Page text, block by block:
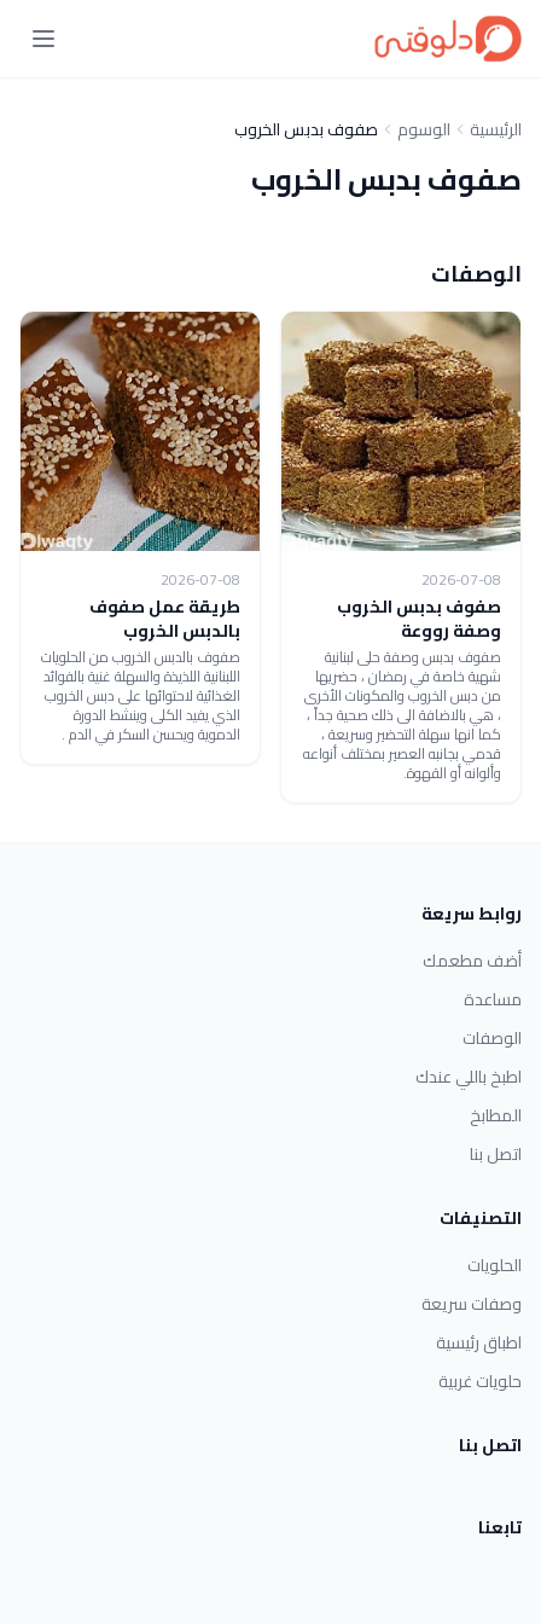
الرئيسية الوسوم صفوف بدبس الخروب
صفوف بدبس الخروب
الوصفات
2026-07-08
صفوف بدبس الخروب
وصفة رووعة
صفوف بدبس وصفة حلى لبنانية
شهية خاصة في رمضان ، حضريها
من دبس الخروب والمكونات الأخرى
، هي بالاضافة الى ذلك صحية جداً ،
كما انها سهلة التحضير وسريعة ،
قدمي بجانبه العصير بمختلف أنواعه
وألوانه أو القهوة.
2026-07-08
طريقة عمل صفوف
بالدبس الخروب
صفوف بالدبس الخروب من الحلويات
اللبنانية اللذيذة والسهلة غنية بالفوائد
الغذائية لاحتوائها على دبس الخروب
الذي يفيد الكلى وينشط الدورة
الدموية ويحسن السكر في الدم .
روابط سريعة
أضف مطعمك
مساعدة
الوصفات
اطبخ باللي عندك
المطابخ
اتصل بنا
التصنيفات
الحلويات
وصفات سريعة
اطباق رئيسية
حلويات غربية
اتصل بنا
تابعنا